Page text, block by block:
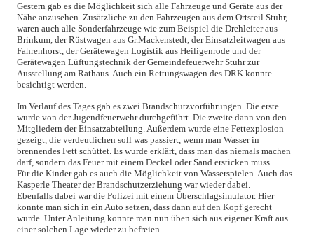
Gestern gab es die Möglichkeit sich alle Fahrzeuge und Geräte aus der
Nähe anzusehen. Zusätzliche zu den Fahrzeugen aus dem Ortsteil Stuhr,
waren auch alle Sonderfahrzeuge wie zum Beispiel die Drehleiter aus
Brinkum, der Rüstwagen aus Gr.Mackenstedt, der Einsatzleitwagen aus
Fahrenhorst, der Gerätewagen Logistik aus Heiligenrode und der
Gerätewagen Lüftungstechnik der Gemeindefeuerwehr Stuhr zur
Ausstellung am Rathaus. Auch ein Rettungswagen des DRK konnte
besichtigt werden.
Im Verlauf des Tages gab es zwei Brandschutzvorführungen. Die erste
wurde von der Jugendfeuerwehr durchgeführt. Die zweite dann von den
Mitgliedern der Einsatzabteilung. Außerdem wurde eine Fettexplosion
gezeigt, die verdeutlichen soll was passiert, wenn man Wasser in
brennendes Fett schüttet. Es wurde erklärt, dass man das niemals machen
darf, sondern das Feuer mit einem Deckel oder Sand ersticken muss.
Für die Kinder gab es auch die Möglichkeit von Wasserspielen. Auch das
Kasperle Theater der Brandschutzerziehung war wieder dabei.
Ebenfalls dabei war die Polizei mit einem Überschlagsimulator. Hier
konnte man sich in ein Auto setzen, dass dann auf den Kopf gerecht
wurde. Unter Anleitung konnte man nun üben sich aus eigener Kraft aus
einer solchen Lage wieder zu befreien.